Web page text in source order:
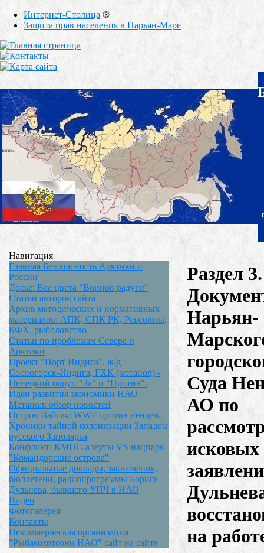
Интернет-Столица ®
Защита прав населения в Нарьян-Маре
Навигация
Главная Безопасность Арктики и
России
Досье: Все цвета "Воинов радуги"
Статьи авторов сайта
Архив методических и нормативных
материалов: АПК, СПК РК, Ревсоюзы,
КФХ, рыболовство
Статьи по проблемам Севера и
Арктики
Проект "Порт Индига", ж/д
Сосногорск-Индига, ГХК (метанол) -
Ненецкий округ. "За" и "Против".
Идеи развития экономики НАО
Метанол: обзор новостей
Остров Вайгач: WWF против ненцев.
Хроники тайной колонизации Западом
русского Заполярья
Конфликт: КМНС-алеуты VS нацпарк
"Командорские острова"
Официальные доклады, заключения,
бюллетени, радиопрограммы Бориса
Дульнева, бывшего УПЧ в НАО
Видео
Фотогалерея
Контакты
Некоммерческая организация
"Рыбакохотсоюз НАО" сайт на сайте
Раздел 3.
Нарьян-
Суда
АО по
исковых
на